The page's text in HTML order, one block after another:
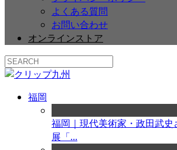
よくある質問
お問い合わせ
オンラインストア
福岡
福岡｜現代美術家・政田武
展「...